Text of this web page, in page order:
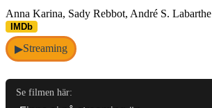
Anna Karina, Sady Rebbot, André S. Labarthe
IMDb
▶Streaming
Se filmen här: